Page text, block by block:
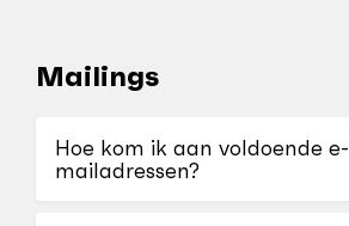
Mailings
Hoe kom ik aan voldoende e-
mailadressen?